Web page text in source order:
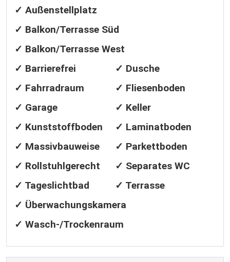
✓ Außenstellplatz
✓ Balkon/Terrasse Süd
✓ Balkon/Terrasse West
✓ Barrierefrei
✓ Dusche
✓ Fahrradraum
✓ Fliesenboden
✓ Garage
✓ Keller
✓ Kunststoffboden
✓ Laminatboden
✓ Massivbauweise
✓ Parkettboden
✓ Rollstuhlgerecht
✓ Separates WC
✓ Tageslichtbad
✓ Terrasse
✓ Überwachungskamera
✓ Wasch-/Trockenraum